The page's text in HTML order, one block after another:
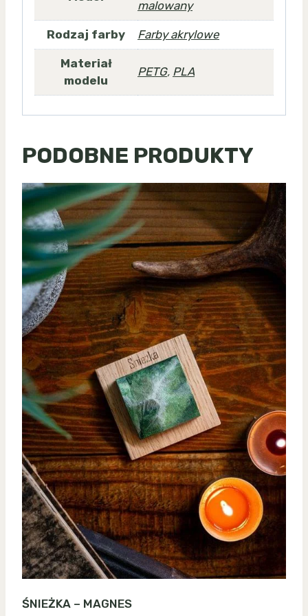
malowany
Rodzaj farby Farby akrylowe
Materiał
modelu
PETG, PLA
PODOBNE PRODUKTY
ŚNIEŻKA – MAGNES